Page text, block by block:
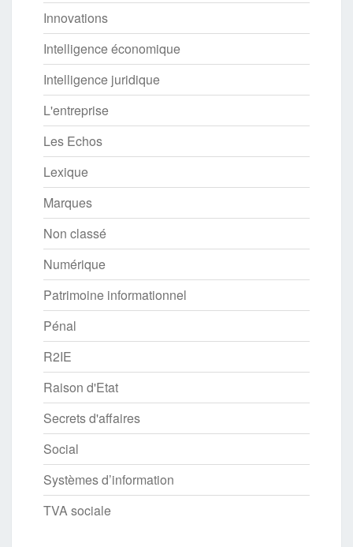
Innovations
Intelligence économique
Intelligence juridique
L'entreprise
Les Echos
Lexique
Marques
Non classé
Numérique
Patrimoine informationnel
Pénal
R2IE
Raison d'Etat
Secrets d'affaires
Social
Systèmes d’information
TVA sociale